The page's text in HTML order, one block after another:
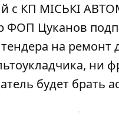
с КП МІСЬКІ
ФОП Цуканов
на ремонт
ни
будет брать